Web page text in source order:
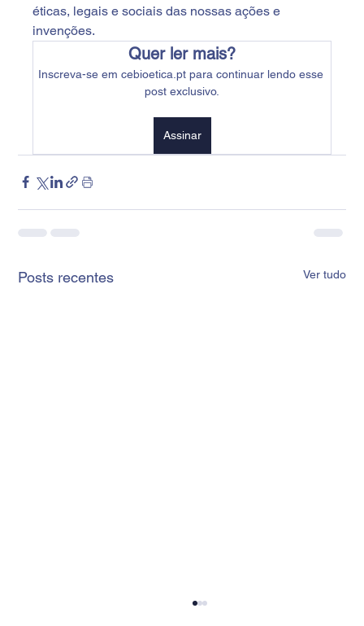
éticas, legais e sociais das nossas ações e
invenções.
Quer ler mais?
Inscreva-se em cebioetica.pt para continuar lendo esse
post exclusivo.
Assinar
Posts recentes Ver tudo